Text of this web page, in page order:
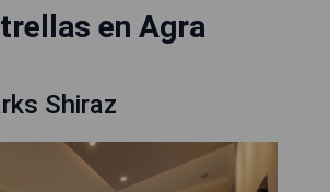
en Agra
Shiraz